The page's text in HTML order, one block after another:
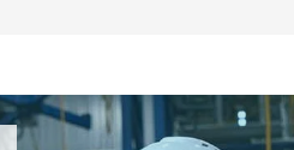
Klebstoffe und Dichtungsmassen
Leder- und Textilbeschichtungen